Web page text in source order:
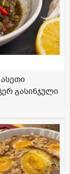
გასინჯული